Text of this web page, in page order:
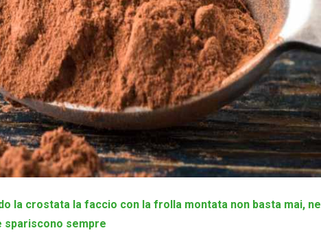
la crostata la faccio con la frolla montata non basta mai, ne
spariscono sempre